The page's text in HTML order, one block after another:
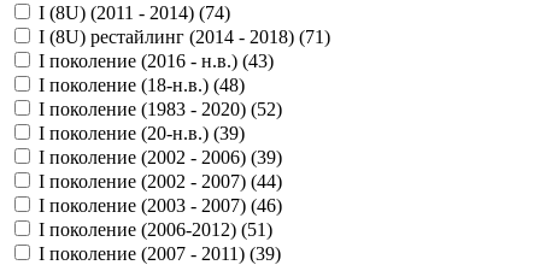
I (8U) (2011 - 2014) (74)
I (8U) рестайлинг (2014 - 2018) (71)
I поколение (2016 - н.в.) (43)
I поколение (18-н.в.) (48)
I поколение (1983 - 2020) (52)
I поколение (20-н.в.) (39)
I поколение (2002 - 2006) (39)
I поколение (2002 - 2007) (44)
I поколение (2003 - 2007) (46)
I поколение (2006-2012) (51)
I поколение (2007 - 2011) (39)